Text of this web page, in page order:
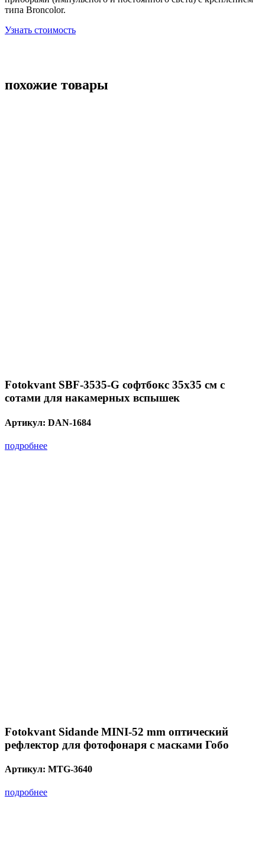
типа Broncolor.
Узнать стоимость
похожие товары
Fotokvant SBF-3535-G софтбокс 35х35 см с
сотами для накамерных вспышек
Артикул: DAN-1684
подробнее
Fotokvant Sidande MINI-52 mm оптический
рефлектор для фотофонаря с масками Гобо
Артикул: MTG-3640
подробнее